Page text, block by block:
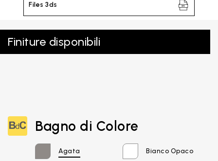
Files 3ds
Finiture disponibili
Bagno di Colore
Agata Bianco Opaco